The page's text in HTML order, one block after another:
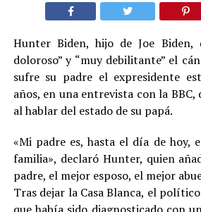
Hunter Biden, hijo de Joe Biden,
doloroso” y “muy debilitante” el
sufre su padre el expresidente
años, en una entrevista con la
al hablar del estado de su papá.
«Mi padre es, hasta el día de hoy,
familia», declaró Hunter, quien
padre, el mejor esposo, el mejor
Tras dejar la Casa Blanca, el
que había sido diagnosticado con